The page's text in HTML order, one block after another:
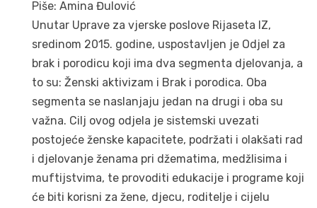
Piše: Amina Đulović
Unutar Uprave za vjerske poslove Rijaseta IZ,
sredinom 2015. godine, uspostavljen je Odjel za
brak i porodicu koji ima dva segmenta djelovanja, a
to su: Ženski aktivizam i Brak i porodica. Oba
segmenta se naslanjaju jedan na drugi i oba su
važna. Cilj ovog odjela je sistemski uvezati
postojeće ženske kapacitete, podržati i olakšati rad
i djelovanje ženama pri džematima, medžlisima i
muftijstvima, te provoditi edukacije i programe koji
će biti korisni za žene, djecu, roditelje i cijelu